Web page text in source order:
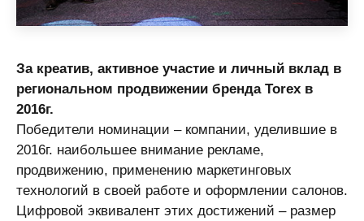
За креатив, активное участие и личный вклад в
региональном продвижении бренда Torex в
2016г.
Победители номинации – компании, уделившие в
2016г. наибольшее внимание рекламе,
продвижению, применению маркетинговых
технологий в своей работе и оформлении салонов.
Цифровой эквивалент этих достижений – размер